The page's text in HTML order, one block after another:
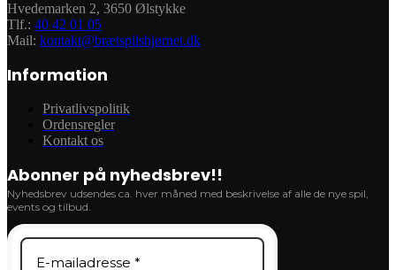
Hvedemarken 2, 3650 Ølstykke
Tlf.: 40 42 01 05
Mail: kontakt@brætspilshjørnet.dk
Information
Privatlivspolitik
Ordensregler
Kontakt os
Abonner på nyhedsbrev!!
Nyhedsbrev udsendes ca. hver måned med beskrivelse af alle de nye spil,
events og tilbud.